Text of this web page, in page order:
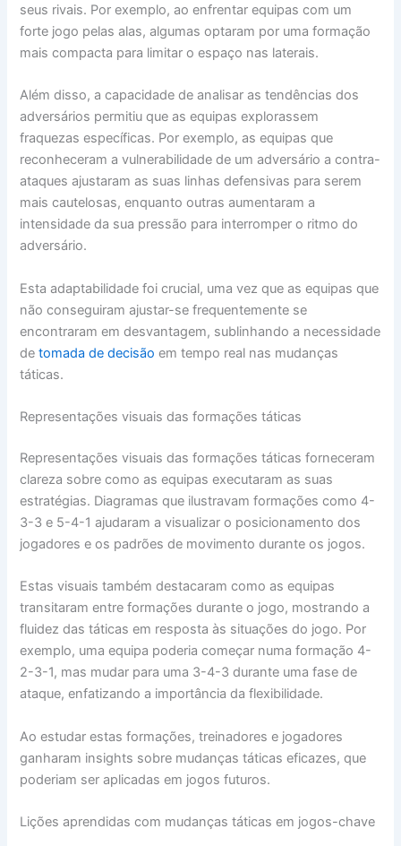
seus rivais. Por exemplo, ao enfrentar equipas com um
forte jogo pelas alas, algumas optaram por uma formação
mais compacta para limitar o espaço nas laterais.
Além disso, a capacidade de analisar as tendências dos
adversários permitiu que as equipas explorassem
fraquezas específicas. Por exemplo, as equipas que
reconheceram a vulnerabilidade de um adversário a contra-
ataques ajustaram as suas linhas defensivas para serem
mais cautelosas, enquanto outras aumentaram a
intensidade da sua pressão para interromper o ritmo do
adversário.
Esta adaptabilidade foi crucial, uma vez que as equipas que
não conseguiram ajustar-se frequentemente se
encontraram em desvantagem, sublinhando a necessidade
detomada de decisão em tempo real nas mudanças
táticas.
Representações visuais das formações táticas
Representações visuais das formações táticas forneceram
clareza sobre como as equipas executaram as suas
estratégias. Diagramas que ilustravam formações como 4-
3-3 e 5-4-1 ajudaram a visualizar o posicionamento dos
jogadores e os padrões de movimento durante os jogos.
Estas visuais também destacaram como as equipas
transitaram entre formações durante o jogo, mostrando a
fluidez das táticas em resposta às situações do jogo. Por
exemplo, uma equipa poderia começar numa formação 4-
2-3-1, mas mudar para uma 3-4-3 durante uma fase de
ataque, enfatizando a importância da flexibilidade.
Ao estudar estas formações, treinadores e jogadores
ganharam insights sobre mudanças táticas eficazes, que
poderiam ser aplicadas em jogos futuros.
Lições aprendidas com mudanças táticas em jogos-chave